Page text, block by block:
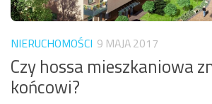
NIERUCHOMOŚCI 9 MAJA 2017
Czy hossa mieszkaniowa
końcowi?